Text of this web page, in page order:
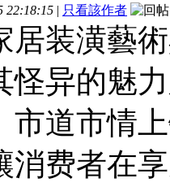
22:18:15 | 只看該作者
居装潢藝
怪异的魅
市道市情
消费者在